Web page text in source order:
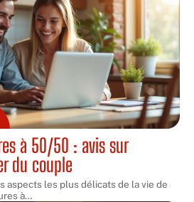
à 50/50 : avis sur
du couple
aspects les plus délicats de la vie de
à…